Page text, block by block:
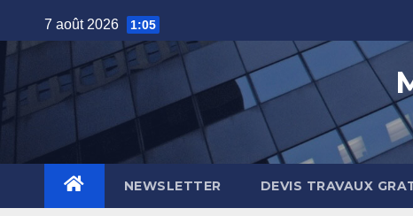
to
7 août 2026 1:05
NEWSLETTER DEVIS TRAVAUX